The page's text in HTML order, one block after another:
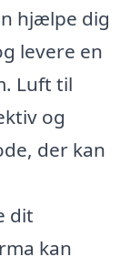
hjælpe dig
levere en
Luft til
og
der kan
dit
kan